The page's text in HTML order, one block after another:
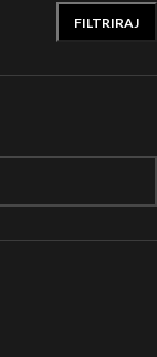
FILTRIRAJ